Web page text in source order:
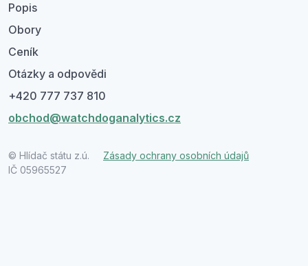
Popis
Obory
Ceník
Otázky a odpovědi
+420 777 737 810
obchod@watchdoganalytics.cz
© Hlídač státu z.ú. Zásady ochrany osobních údajů
IČ 05965527